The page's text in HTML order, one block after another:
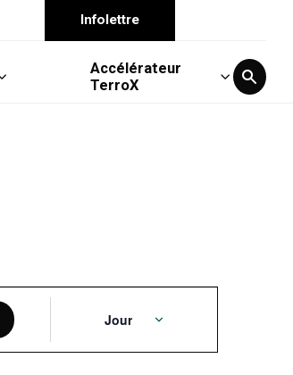
Infolettre
Accélérateur
TerroX
Jour